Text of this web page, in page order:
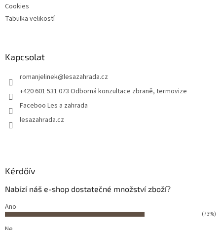
Cookies
Tabulka velikostí
Kapcsolat
romanjelinek@lesazahrada.cz
+420 601 531 073 Odborná konzultace zbraně, termovize
Faceboo Les a zahrada
lesazahrada.cz
Kérdőív
Nabízí náš e-shop dostatečné množství zboží?
Ano
(73%)